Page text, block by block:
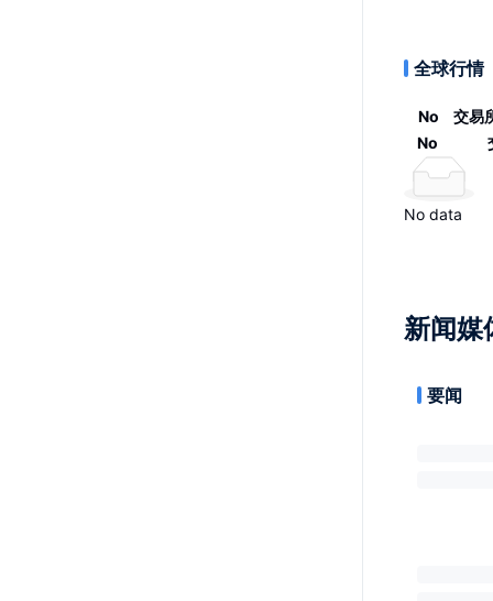
全球行情
No
交易
No
No data
新闻媒
要闻